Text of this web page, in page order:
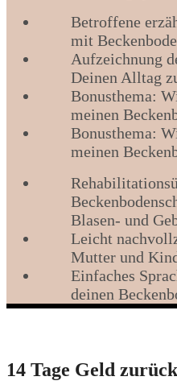
Betroffene
mit
Aufzeichnung
Deinen Alltag
Bonusthema:
meinen
Bonusthema:
meinen
Blasen- und
Leicht
Mutter und
Einfaches
deinen
14 Tage Geld